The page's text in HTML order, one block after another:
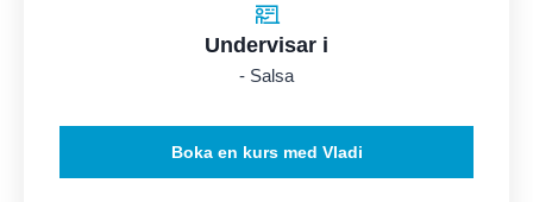
Undervisar i
- Salsa
Boka en kurs med Vladi